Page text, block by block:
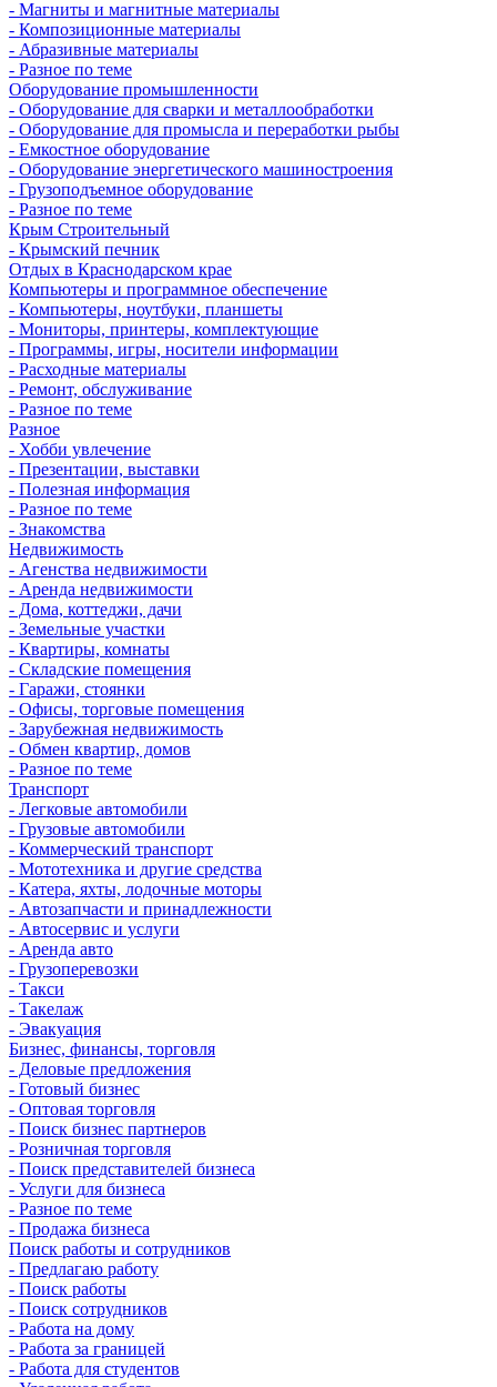
- Магниты и магнитные материалы
- Композиционные материалы
- Абразивные материалы
- Разное по теме
Оборудование промышленности
- Оборудование для сварки и металлообработки
- Оборудование для промысла и переработки рыбы
- Емкостное оборудование
- Оборудование энергетического машиностроения
- Грузоподъемное оборудование
- Разное по теме
Крым Строительный
- Крымский печник
Отдых в Краснодарском крае
Компьютеры и программное обеспечение
- Компьютеры, ноутбуки, планшеты
- Мониторы, принтеры, комплектующие
- Программы, игры, носители информации
- Расходные материалы
- Ремонт, обслуживание
- Разное по теме
Разное
- Хобби увлечение
- Презентации, выставки
- Полезная информация
- Разное по теме
- Знакомства
Недвижимость
- Агенства недвижимости
- Аренда недвижимости
- Дома, коттеджи, дачи
- Земельные участки
- Квартиры, комнаты
- Складские помещения
- Гаражи, стоянки
- Офисы, торговые помещения
- Зарубежная недвижимость
- Обмен квартир, домов
- Разное по теме
Транспорт
- Легковые автомобили
- Грузовые автомобили
- Коммерческий транспорт
- Мототехника и другие средства
- Катера, яхты, лодочные моторы
- Автозапчасти и принадлежности
- Автосервис и услуги
- Аренда авто
- Грузоперевозки
- Такси
- Такелаж
- Эвакуация
Бизнес, финансы, торговля
- Деловые предложения
- Готовый бизнес
- Оптовая торговля
- Поиск бизнес партнеров
- Розничная торговля
- Поиск представителей бизнеса
- Услуги для бизнеса
- Разное по теме
- Продажа бизнеса
Поиск работы и сотрудников
- Предлагаю работу
- Поиск работы
- Поиск сотрудников
- Работа на дому
- Работа за границей
- Работа для студентов